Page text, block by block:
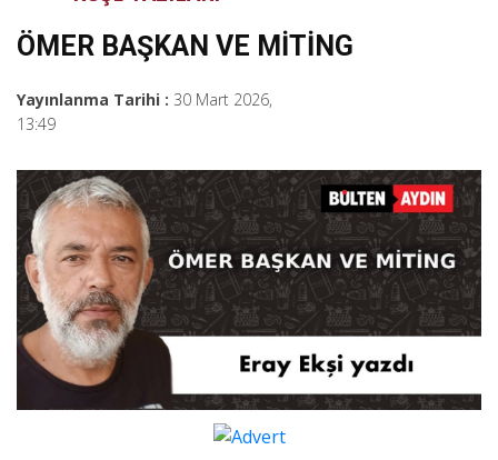
ÖMER BAŞKAN VE MİTİNG
Yayınlanma Tarihi : 30 Mart 2026,
13:49